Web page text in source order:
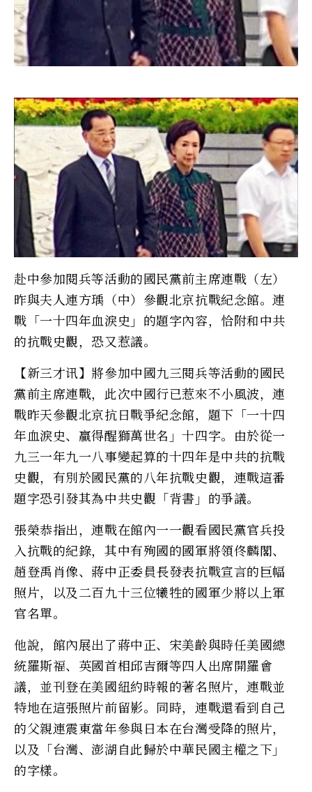
赴中參加閱兵等活動的國民黨前主席連戰（左）
昨與夫人連方瑀（中）參觀北京抗戰紀念館。連
戰「一十四年血淚史」的題字內容，恰附和中共
的抗戰史觀，恐又惹議。
【新三才讯】將參加中國九三閱兵等活動的國民
黨前主席連戰，此次中國行已惹來不小風波，連
戰昨天參觀北京抗日戰爭紀念館，題下「一十四
年血淚史、贏得醒獅萬世名」十四字。由於從一
九三一年九一八事變起算的十四年是中共的抗戰
史觀，有別於國民黨的八年抗戰史觀，連戰這番
題字恐引發其為中共史觀「背書」的爭議。
張榮恭指出，連戰在館內一一觀看國民黨官兵投
入抗戰的紀錄，其中有殉國的國軍將領佟麟閣、
趙登禹肖像、蔣中正委員長發表抗戰宣言的巨幅
照片，以及二百九十三位犧牲的國軍少將以上軍
官名單。
他說，館內展出了蔣中正、宋美齡與時任美國總
統羅斯福、英國首相邱吉爾等四人出席開羅會
議，並刊登在美國紐約時報的著名照片，連戰並
特地在這張照片前留影。同時，連戰還看到自己
的父親連震東當年參與日本在台灣受降的照片，
以及「台灣、澎湖自此歸於中華民國主權之下」
的字樣。